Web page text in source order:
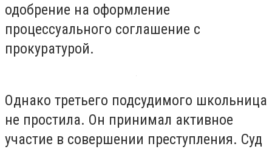
одобрение на оформление
процессуального соглашение с
прокуратурой.
Однако третьего подсудимого школьница
не простила. Он принимал активное
участие в совершении преступления. Суд